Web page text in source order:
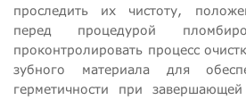
проследить их чистоту,
перед процедурой
проконтролировать процесс
зубного материала для
герметичности при завершающей